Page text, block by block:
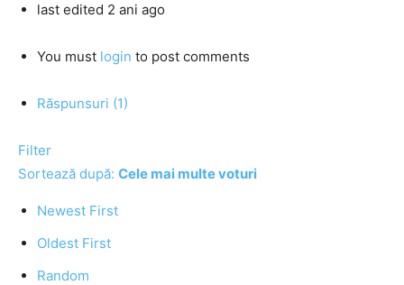
last edited 2 ani ago
You must login to post comments
Răspunsuri (1)
Filter
Sortează după: Cele mai multe voturi
Newest First
Oldest First
Random